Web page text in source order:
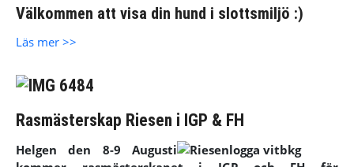
Välkommen att visa din hund i slottsmiljö :)
Läs mer >>
Rasmästerskap Riesen i IGP & FH
Helgen den 8-9 Augusti